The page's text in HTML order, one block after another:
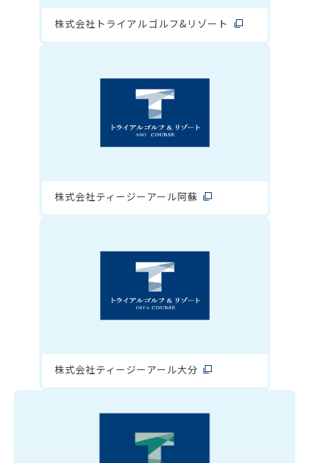
株式会社トライアルゴルフ&リゾート
株式会社ティージーアール阿蘇
株式会社ティージーアール大分